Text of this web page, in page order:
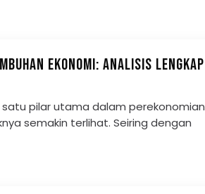
EKONOMI: ANALISIS LENGKAP
pilar utama dalam perekonomian
semakin terlihat. Seiring dengan